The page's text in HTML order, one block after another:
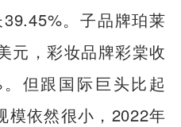
。子品牌珀莱
元，彩妆品牌彩棠收
但跟国际巨头比起
模依然很小，2022年